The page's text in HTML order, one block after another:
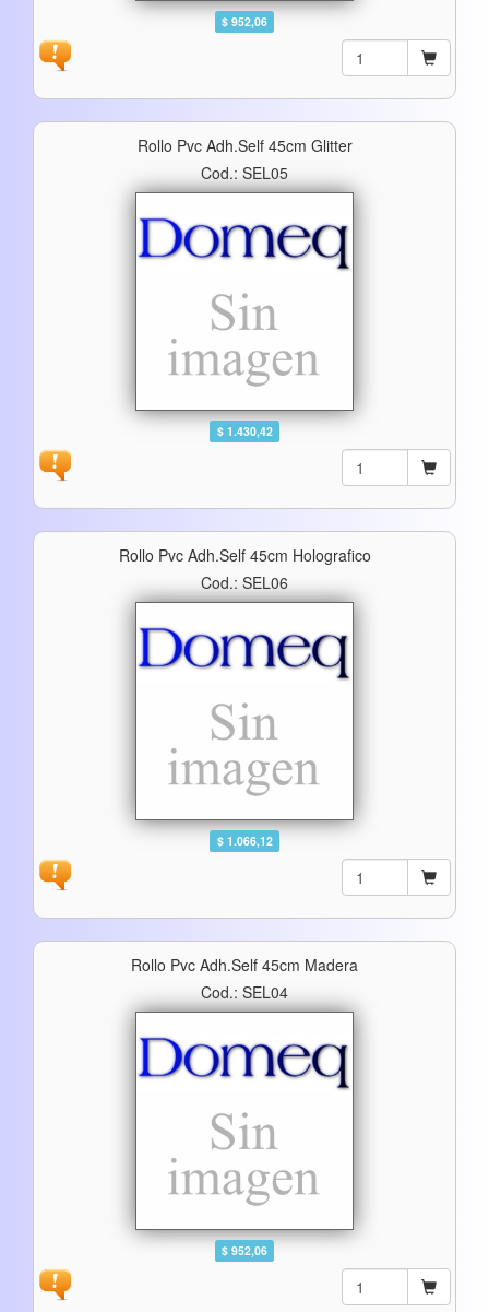
$ 952,06
Rollo Pvc Adh.self 45cm Glitter
Cod.: SEL05
$ 1.430,42
Rollo Pvc Adh.self 45cm Holografico
Cod.: SEL06
$ 1.066,12
Rollo Pvc Adh.self 45cm Madera
Cod.: SEL04
$ 952,06